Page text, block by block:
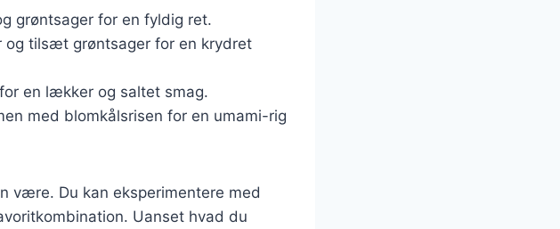
grøntsager for en fyldig ret.
og tilsæt grøntsager for en krydret
en lækker og saltet smag.
med blomkålsrisen for en umami-rig
være. Du kan eksperimentere med
Uanset hvad du